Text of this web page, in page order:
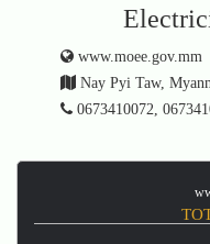
www.moee.gov.mm
Nay Pyi Taw,
0673410072,